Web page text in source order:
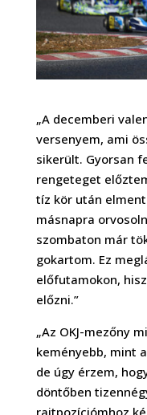
„A decemberi
versenyem, ami
sikerült. Gyorsan
rengeteget
tíz kör után
másnapra
szombaton már
gokartom. Ez
előfutamokon,
előzni.”
„Az OKJ-mezőny
keményebb, mint
de úgy érzem,
döntőben
rajtpozíciómhoz